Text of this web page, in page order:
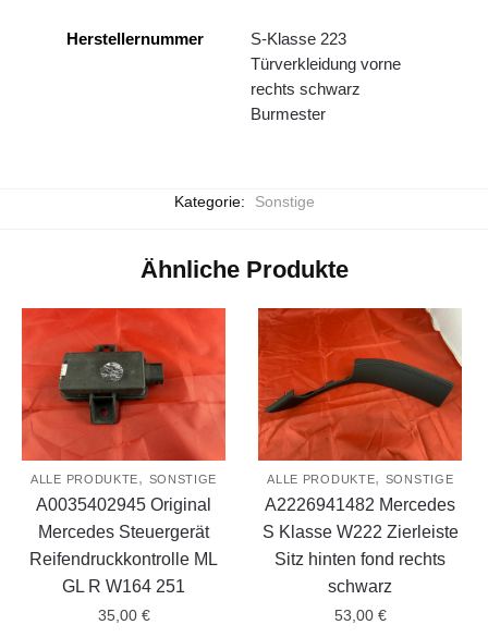
Herstellernummer
S-Klasse 223
Türverkleidung vorne
rechts schwarz
Burmester
Kategorie: Sonstige
Ähnliche Produkte
ALLE PRODUKTE, SONSTIGE
A0035402945 Original
Mercedes Steuergerät
Reifendruckkontrolle ML
GL R W164 251
35,00 €
ALLE PRODUKTE, SONSTIGE
A2226941482 Mercedes
S Klasse W222 Zierleiste
Sitz hinten fond rechts
schwarz
53,00 €